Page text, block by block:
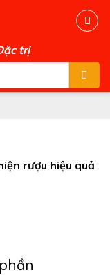
trị
rượu hiệu quả